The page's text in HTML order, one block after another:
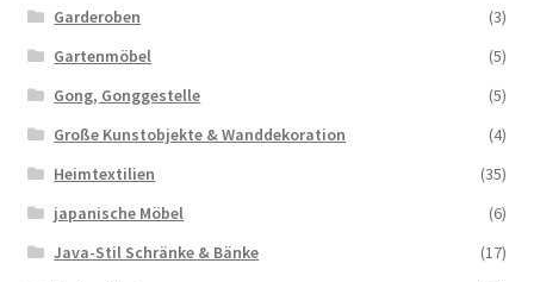
Garderoben
(3)
Gartenmöbel
(5)
Gong, Gonggestelle
(5)
Große Kunstobjekte & Wanddekoration
(4)
Heimtextilien
(35)
japanische Möbel
(6)
Java-Stil Schränke & Bänke
(17)